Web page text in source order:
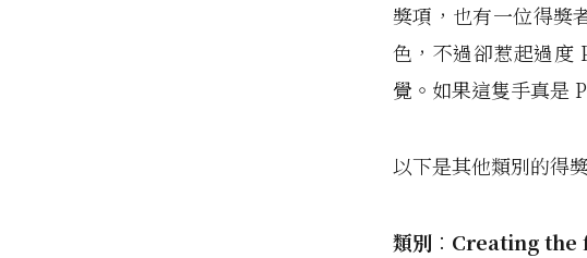
獎項，也有一位得獎
色，不過卻惹起過度
覺。如果這隻手真是
以下是其他類別的得
類別︰Creating the